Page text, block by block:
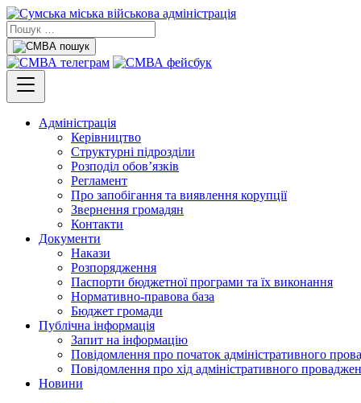
Адміністрація
Керівництво
Структурні підрозділи
Розподіл обов’язків
Регламент
Про запобігання та виявлення корупції
Звернення громадян
Контакти
Документи
Накази
Розпорядження
Паспорти бюджетної програми та їх виконання
Нормативно-правова база
Бюджет громади
Публічна інформація
Запит на інформацію
Повідомлення про початок адміністративного
Повідомлення про хід адміністративного
Новини